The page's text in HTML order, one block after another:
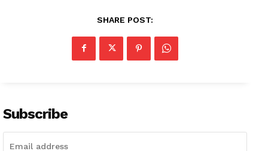
SHARE POST:
Subscribe